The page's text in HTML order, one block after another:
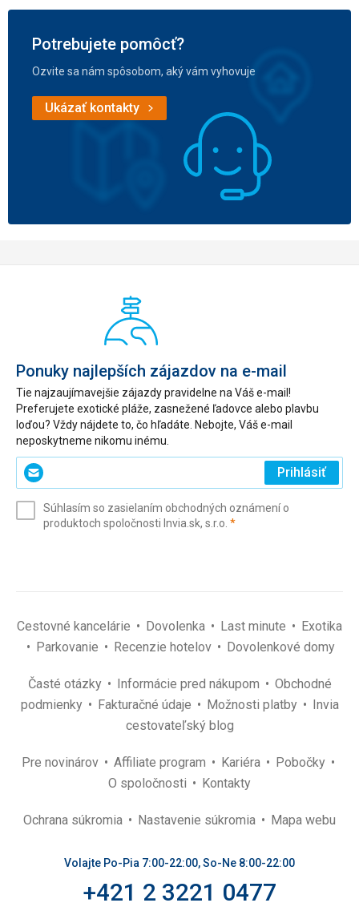
Potrebujete pomôcť?
Ozvite sa nám spôsobom, aký vám vyhovuje
Ukázať kontakty
Ponuky najlepších zájazdov na e-mail
Tie najzaujímavejšie zájazdy pravidelne na Váš e-mail!
Preferujete exotické pláže, zasnežené ľadovce alebo plavbu
loďou? Vždy nájdete to, čo hľadáte. Nebojte, Váš e-mail
neposkytneme nikomu inému.
Zadajte
svoj
(povinné)
Prihlásiť
Súhlasím so zasielaním obchodných oznámení o
produktoch spoločnosti Invia.sk, s.r.o. *(povinné)
Cestovné kancelárie Dovolenka Last minute
Exotika
Parkovanie
Recenzie hotelov Dovolenkové domy
Časté otázky Informácie pred nákupom
Obchodné
podmienky
Fakturačné údaje Možnosti platby
Invia
cestovateľský blog
Pre novinárov Affiliate program Kariéra
Pobočky
O spoločnosti
Kontakty
Ochrana súkromia Nastavenie súkromia Mapa webu
Volajte Po-Pia 7:00-22:00, So-Ne 8:00-22:00
+421 2 3221 0477